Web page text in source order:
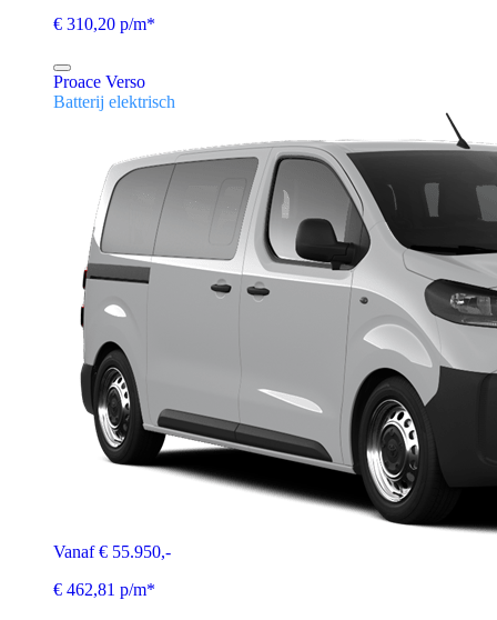
€ 310,20 p/m*
Proace Verso
Batterij elektrisch
Vanaf € 55.950,-
€ 462,81 p/m*